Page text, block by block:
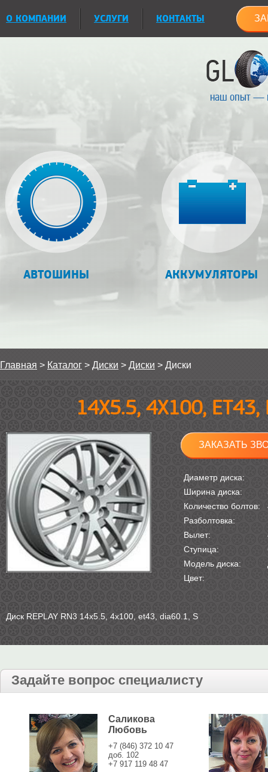
О КОМПАНИИ УСЛУГИ КОНТАКТЫ
наш опыт —
АВТОШИНЫ АККУМУЛЯТОРЫ
Главная > Каталог > Диски > Диски > Диски
14Х5.5, 4Х100, ET43,
ЗАКАЗАТЬ
Диаметр диска:
Ширина диска:
Количество болтов:
Разболтовка:
Вылет:
Ступица:
Модель диска:
Цвет:
Диск REPLAY RN3 14х5.5, 4х100, et43, dia60.1, S
Задайте вопрос специалисту
Саликова
Любовь
+7 (846) 372 10 47
доб. 102
+7 917 119 48 47